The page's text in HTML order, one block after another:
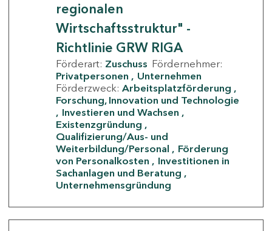
regionalen
Wirtschaftsstruktur" -
Richtlinie GRW RIGA
Förderart: Zuschuss Fördernehmer:
Privatpersonen
Unternehmen
Förderzweck: Arbeitsplatzförderung
Forschung, Innovation und Technologie
Investieren und Wachsen
Existenzgründung
Qualifizierung/Aus- und
Weiterbildung/Personal
Förderung
von Personalkosten
Investitionen in
Sachanlagen und Beratung
Unternehmensgründung